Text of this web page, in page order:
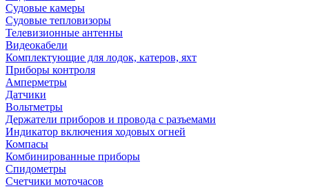
Судовые камеры
Cудовые тепловизоры
Телевизионные антенны
Видеокабели
Комплектующие для лодок, катеров, яхт
Приборы контроля
Амперметры
Датчики
Вольтметры
Держатели приборов и провода с разъемами
Индикатор включения ходовых огней
Компасы
Комбинированные приборы
Спидометры
Счетчики моточасов